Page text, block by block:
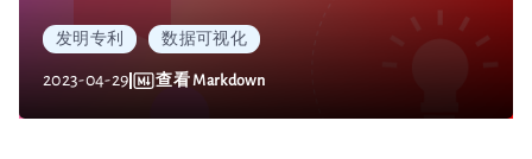
发明专利 数据可视化
2023-04-29 查看 Markdown